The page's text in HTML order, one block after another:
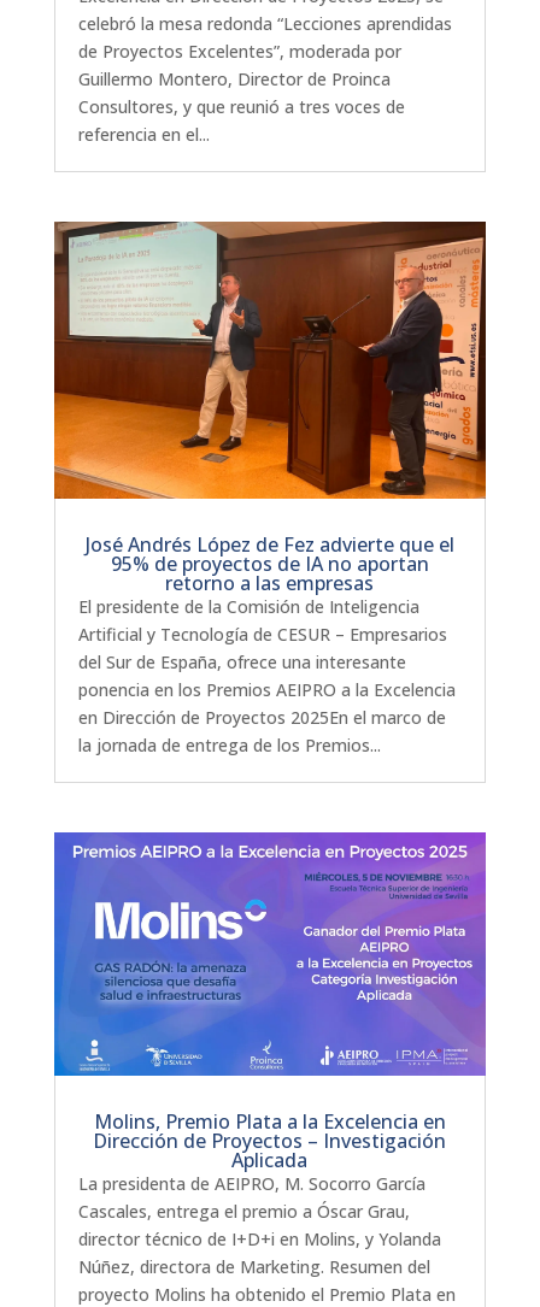
celebró la mesa redonda “Lecciones aprendidas
de Proyectos Excelentes”, moderada por
Guillermo Montero, Director de Proinca
Consultores, y que reunió a tres voces de
referencia en el...
José Andrés López de Fez advierte que el
95% de proyectos de IA no aportan
retorno a las empresas
El presidente de la Comisión de Inteligencia
Artificial y Tecnología de CESUR – Empresarios
del Sur de España, ofrece una interesante
ponencia en los Premios AEIPRO a la Excelencia
en Dirección de Proyectos 2025En el marco de
la jornada de entrega de los Premios...
Molins, Premio Plata a la Excelencia en
Dirección de Proyectos – Investigación
Aplicada
La presidenta de AEIPRO, M. Socorro García
Cascales, entrega el premio a Óscar Grau,
director técnico de I+D+i en Molins, y Yolanda
Núñez, directora de Marketing. Resumen del
proyecto Molins ha obtenido el Premio Plata en